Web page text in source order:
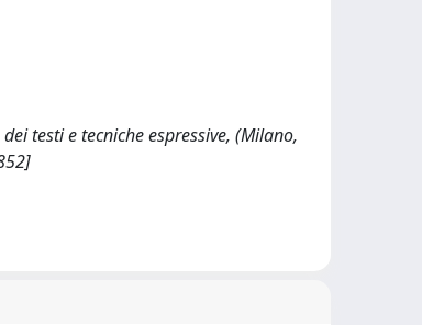
testi e tecniche espressive, (Milano,